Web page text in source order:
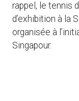
rappel, le tennis
d’exhibition à la
organisée à
Singapour.